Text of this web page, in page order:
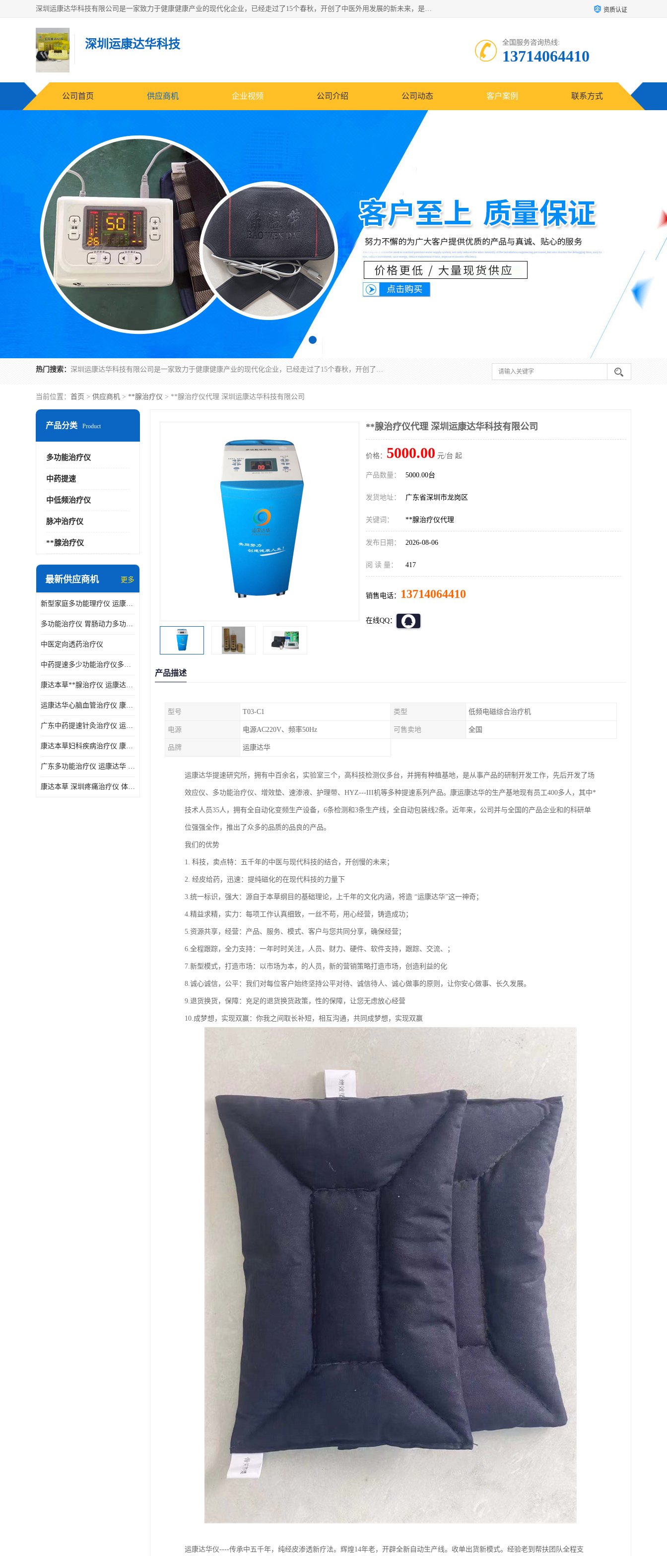
深圳运康达华科技有限公司是一家致力于健康健康产业的现代化企业，已经走过了15个春秋，开创了中医外用发展的新未来，是专业从事中医医疗仪器的研发、生产、销售、服务为一体的子公司，在医疗器械的设计、开发和生产方面率先引进国际先进技术和好的科技人员，先后开发出了场效应治疗仪、多功能治疗仪、颈椎治疗仪、腰椎治疗仪、增效垫等多个系列。 资质认证
深圳运康达华科技 全国服务咨询热线:
13714064410
公司首页 供应商机 企业视频 公司介绍 公司动态 客户案例 联系方式
热门搜索： 深圳运康达华科技有限公司是一家致力于健康健康产业的现代化企业，已经走过了15个春秋，开创了中医外用发展的新未来，是专业从事中医医疗仪器的研发、生产、销售、服务为一体的子公司，在医疗器械的设计、开发和生产方面率先引进国际先进技术和好的科技人员，先后开发出了场效应治疗仪、多功能治疗仪、颈椎治疗仪、腰椎治疗仪、增效垫等多个系列。
当前位置： 首页 > 供应商机 > **腺治疗仪 > **腺治疗仪代理 深圳运康达华科技有限公司
产品分类 Product
多功能治疗仪
中药提速
中低频治疗仪
脉冲治疗仪
**腺治疗仪
最新供应商机 更多
新型家庭多功能理疗仪 运康达华
多功能治疗仪 胃肠动力多功能治疗仪
中医定向透药治疗仪
中药提速多少功能治疗仪多少钱 实体店仪器
康达本草**腺治疗仪 运康达华 开发新顾客用仪器
运康达华心脑血管治疗仪 康达本草 体验店仪器
广东中药提速针灸治疗仪 运康达华 会销店锁定顾客用仪器
康达本草妇科疾病治疗仪 康达本草 体验店仪器
广东多功能治疗仪 运康达华 深圳运康达华科技有限公司
康达本草 深圳疼痛治疗仪 体验店仪器
**腺治疗仪代理 深圳运康达华科技有限公司
价格： 5000.00 元/台 起
产品数量： 5000.00台
发货地址： 广东省深圳市龙岗区
关键词： **腺治疗仪代理
发布日期： 2026-08-06
阅 读 量： 417
销售电话： 13714064410
在线QQ：
产品描述
型号 T03-C1 类型 低频电磁综合治疗机
电源 电源AC220V、频率50Hz 可售卖地 全国
品牌 运康达华
运康达华提速研究所，拥有中百余名，实验室三个，高科技检测仪多台，并拥有种植基地，是从事产品的研制开发工作，先后开发了场
效应仪、多功能治疗仪、增效垫、速渗液、护理带、HYZ---III机等多种提速系列产品。康运康达华的生产基地现有员工400多人，其中*
技术人员35人，拥有全自动化变频生产设备，6条检测和3条生产线，全自动包装线2条。近年来，公司并与全国的产品企业和的科研单
位强强全作，推出了众多的品质的品良的产品。
我们的优势
1. 科技，卖点特：五千年的中医与现代科技的结合，开创慢的未来；
2. 经皮给药，迅速：提纯磁化的在现代科技的力量下
3.统一标识，强大：源自于本草纲目的基础理论，上千年的文化内涵，将造 “运康达华”这一神奇；
4.精益求精，实力：每项工作认真细致，一丝不苟，用心经营，铸造成功；
5.资源共享，经营：产品、服务、模式、客户与您共同分享，确保经营；
6.全程跟踪，全力支持：一年时时关注，人员、财力、硬件、软件支持，跟踪、交流、；
7.新型模式，打造市场：以市场为本，的人员，新的营销策略打造市场，创造利益的化
8.诚心诚信，公平：我们对每位客户始终坚持公平对待、诚信待人、诚心做事的原则，让你安心做事、长久发展。
9.退货换货，保障：充足的退货换货政策，性的保障，让您无虑放心经营
10.成梦想，实现双赢：你我之间取长补短，相互沟通，共同成梦想，实现双赢
运康达华仪----传承中五千年，纯经皮渗透新疗法。辉煌14年老，开辟全新自动生产线。收单出货新模式。经验老到帮扶团队全程支